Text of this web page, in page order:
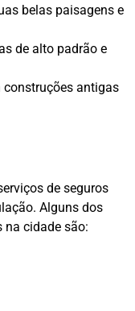
belas paisagens e
de alto padrão e
construções antigas
de seguros
Alguns dos
na cidade são: